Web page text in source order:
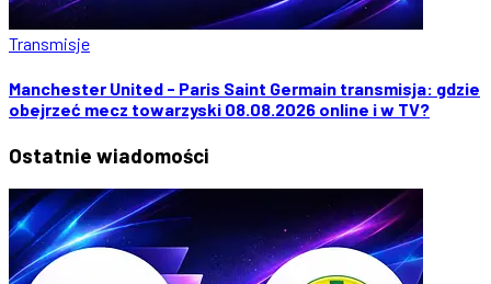
Transmisje
Manchester United - Paris Saint Germain transmisja: gdzie
obejrzeć mecz towarzyski 08.08.2026 online i w TV?
Ostatnie wiadomości